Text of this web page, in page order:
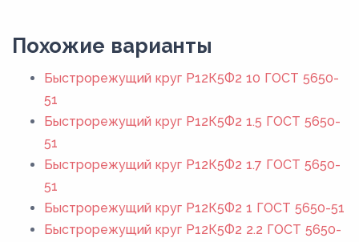
Похожие варианты
Быстрорежущий круг Р12К5Ф2 10 ГОСТ 5650-
51
Быстрорежущий круг Р12К5Ф2 1.5 ГОСТ 5650-
51
Быстрорежущий круг Р12К5Ф2 1.7 ГОСТ 5650-
51
Быстрорежущий круг Р12К5Ф2 1 ГОСТ 5650-51
Быстрорежущий круг Р12К5Ф2 2.2 ГОСТ 5650-